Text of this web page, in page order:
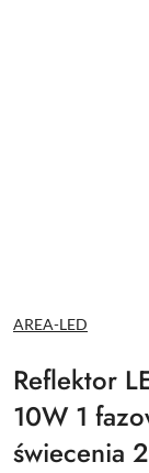
NAZWA
PRODUCENTA:
AREA-LED
Reflektor
10W 1
świecenia